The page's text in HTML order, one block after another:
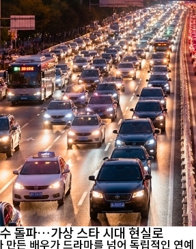
돌파…가상 스타 시대 현실로
든 배우가 드라마를 넘어 독립적인 연예